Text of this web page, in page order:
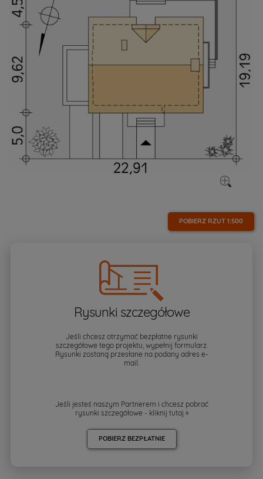
POBIERZ RZUT 1:500
Rysunki szczegółowe
Jeśli chcesz otrzymać bezpłatne rysunki
szczegółowe tego projektu, wypełnij formularz.
Rysunki zostaną przesłane na podany adres e-
mail.
Jeśli jesteś naszym Partnerem i chcesz pobrać
rysunki szczegółowe - kliknij tutaj »
POBIERZ BEZPŁATNIE